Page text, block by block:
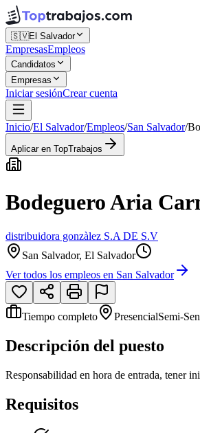
🇸🇻El Salvador
EmpresasEmpleos
Candidatos
Empresas
Iniciar sesiónCrear cuenta
Inicio/El Salvador/Empleos/San Salvador/
Aplicar en TopTrabajos
Bodeguero Aria
distribuidora gonzàlez S.A DE S.V
San Salvador, El Salvador
Ver todos los empleos en San Salvador
Tiempo completo PresencialSemi-
Descripción del puesto
Responsabilidad en hora de entrada, tener
Requisitos